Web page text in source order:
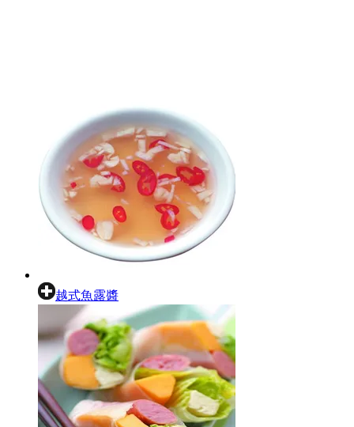
越式魚露醬